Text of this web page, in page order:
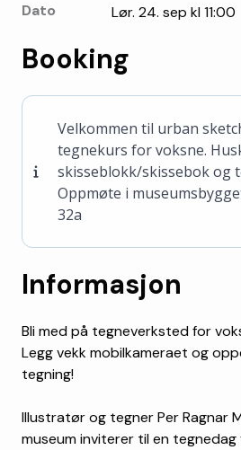
Dato
Lør. 24. sep kl 11:00
Booking
Velkommen til urban
tegnekurs for voksne.
skisseblokk/skissebok og
Oppmøte i
32a
Informasjon
Bli med på tegneverksted for
Legg vekk mobilkameraet og
tegning!
Illustratør og tegner Per Ragnar
museum inviterer til en